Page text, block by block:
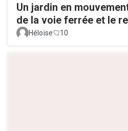
Un jardin en
de la voie ferrée et le
Héloïse 10